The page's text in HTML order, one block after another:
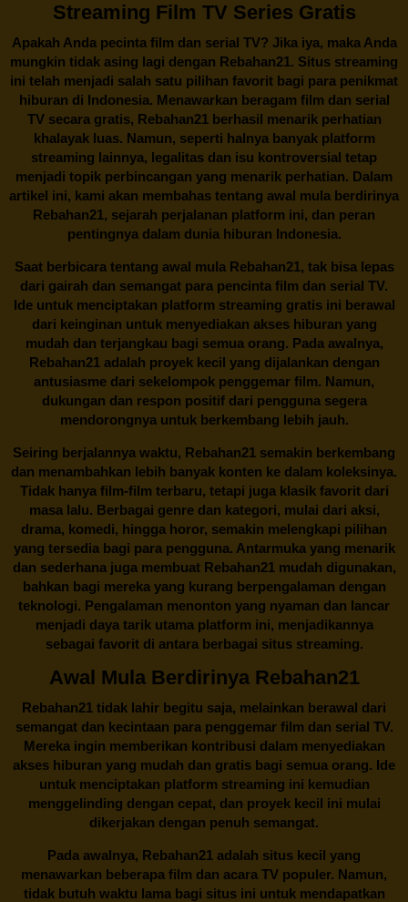
Streaming Film TV Series Gratis
Apakah Anda pecinta film dan serial TV? Jika iya, maka Anda
mungkin tidak asing lagi dengan Rebahan21. Situs streaming
ini telah menjadi salah satu pilihan favorit bagi para penikmat
hiburan di Indonesia. Menawarkan beragam film dan serial
TV secara gratis, Rebahan21berhasil menarik perhatian
khalayak luas. Namun, seperti halnya banyak platform
streaming lainnya, legalitas dan isu kontroversial tetap
menjadi topik perbincangan yang menarik perhatian. Dalam
artikel ini, kami akan membahas tentang awal mula berdirinya
Rebahan21, sejarah perjalanan platform ini, dan peran
pentingnya dalam dunia hiburan Indonesia.
Saat berbicara tentang awal mula Rebahan21, tak bisa lepas
dari gairah dan semangat para pencinta film dan serial TV.
Ide untuk menciptakan platform streaming gratis ini berawal
dari keinginan untuk menyediakan akses hiburan yang
mudah dan terjangkau bagi semua orang. Pada awalnya,
Rebahan21 adalah proyek kecil yang dijalankan dengan
antusiasme dari sekelompok penggemar film. Namun,
dukungan dan respon positif dari pengguna segera
mendorongnya untuk berkembang lebih jauh.
Seiring berjalannya waktu, Rebahan21 semakin berkembang
dan menambahkan lebih banyak konten ke dalam koleksinya.
Tidak hanya film-film terbaru, tetapi juga klasik favorit dari
masa lalu. Berbagai genre dan kategori, mulai dari aksi,
drama, komedi, hingga horor, semakin melengkapi pilihan
yang tersedia bagi para pengguna. Antarmuka yang menarik
dan sederhana juga membuatRebahan21mudah digunakan,
bahkan bagi mereka yang kurang berpengalaman dengan
teknologi. Pengalaman menonton yang nyaman dan lancar
menjadi daya tarik utama platform ini, menjadikannya
sebagai favorit di antara berbagai situs streaming.
Awal Mula Berdirinya Rebahan21
Rebahan21 tidak lahir begitu saja, melainkan berawal dari
semangat dan kecintaan para penggemar film dan serial TV.
Mereka ingin memberikan kontribusi dalam menyediakan
akses hiburan yang mudah dan gratis bagi semua orang. Ide
untuk menciptakan platform streaming ini kemudian
menggelinding dengan cepat, dan proyek kecil ini mulai
dikerjakan dengan penuh semangat.
Pada awalnya, Rebahan21 adalah situs kecil yang
menawarkan beberapa film dan acara TV populer. Namun,
tidak butuh waktu lama bagi situs ini untuk mendapatkan